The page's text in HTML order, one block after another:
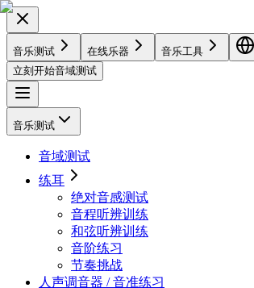
音乐测试 在线乐器 音乐工具
立刻开始音域测试
音乐测试
音域测试
练耳
绝对音感测试
音程听辨训练
和弦听辨训练
音阶练习
节奏挑战
人声调音器 / 音准练习